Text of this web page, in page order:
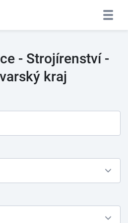
- Strojírenství -
kraj